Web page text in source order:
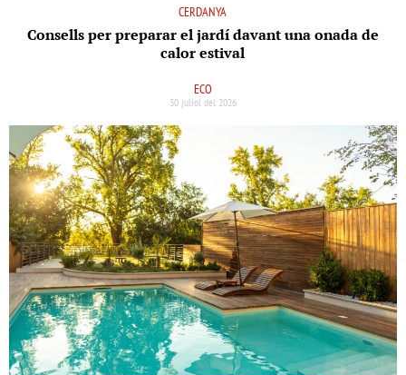
CERDANYA
Consells per preparar el jardí davant una onada de
calor estival
ECO
30 juliol del 2026